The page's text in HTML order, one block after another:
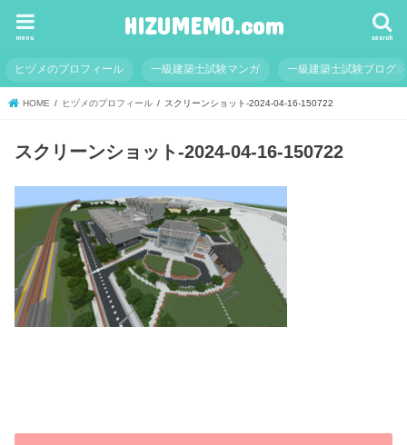
HIZUMEMO.com search
menu
ヒヅメのプロフィール 一級建築士試験マンガ 一級建築士試験ブログ
HOME ヒヅメのプロフィール スクリーンショット-2024-04-16-150722
スクリーンショット-2024-04-16-150722